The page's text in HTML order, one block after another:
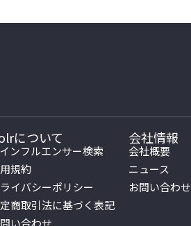
について
ンフルエンサー検索
規約
イバシーポリシー
商取引法に基づく表記
い合わせ
会社情報
会社概要
ニュース
お問い合わせ